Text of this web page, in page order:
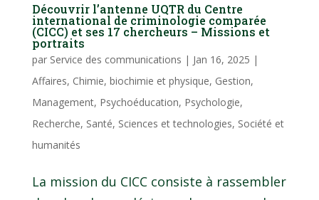
Découvrir l’antenne UQTR du Centre
international de criminologie comparée
(CICC) et ses 17 chercheurs – Missions et
portraits
par Service des communications | Jan 16, 2025 |
Affaires, Chimie, biochimie et physique, Gestion,
Management, Psychoéducation, Psychologie,
Recherche, Santé, Sciences et technologies, Société et
humanités
La mission du CICC consiste à rassembler